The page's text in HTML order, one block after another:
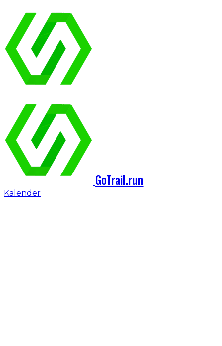
GoTrail.run
Kalender